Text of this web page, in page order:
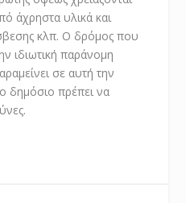
άχρηστα υλικά και
κλπ. Ο δρόμος που
ιδιωτική παράνομη
σε αυτή την
δημόσιο πρέπει να